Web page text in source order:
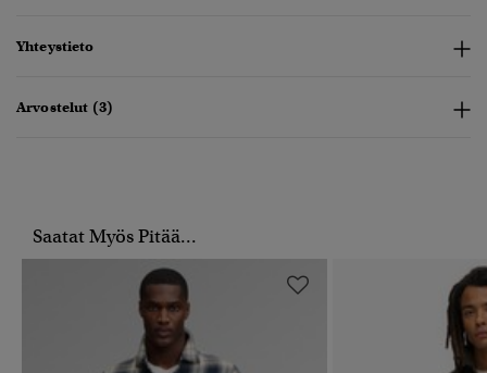
Yhteystieto
Arvostelut (3)
Saatat Myös Pitää...